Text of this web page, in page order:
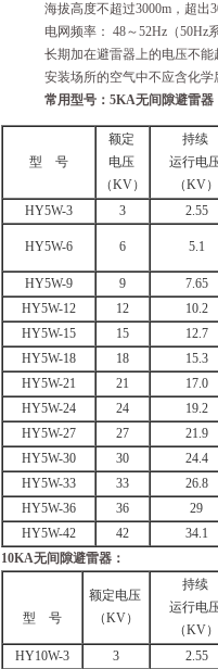
海拔高度不超过3000m，超出
电网频率： 48～52Hz（50Hz
长期加在避雷器上的电压不能
安装场所的空气中不应含化学
常用型号： 5KA无间隙避雷器
型 号
额定
电压
（KV）
持续
运行电
（KV）
HY5W-3
3 2.55
HY5W-6 6 5.1
HY5W-9 9 7.65
HY5W-12
12 10.2
HY5W-15
15 12.7
HY5W-18
18 15.3
HY5W-21
21 17.0
HY5W-24
24 19.2
HY5W-27
27 21.9
HY5W-30
30 24.4
HY5W-33
33 26.8
HY5W-36
36 29
HY5W-42
42 34.1
10KA无间隙避雷器：
型 号
额定电压
（KV）
持续
运行电
（KV）
HY10W-3
3 2.55